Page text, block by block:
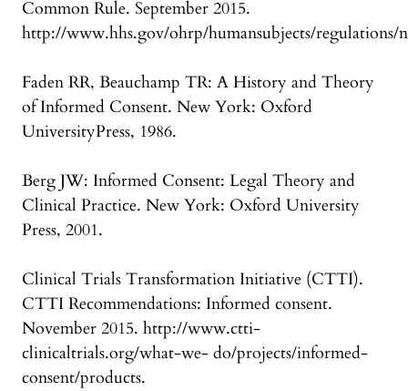
Common Rule. September 2015.
http://www.hhs.gov/ohrp/humansubjects/regulations/
Faden RR, Beauchamp TR: A History and Theory
of Informed Consent. New York: Oxford
UniversityPress, 1986.
Berg JW: Informed Consent: Legal Theory and
Clinical Practice. New York: Oxford University
Press, 2001.
Clinical Trials Transformation Initiative (CTTI).
CTTI Recommendations: Informed consent.
November 2015. http://www.ctti-
clinicaltrials.org/what-we- do/projects/informed-
consent/products.